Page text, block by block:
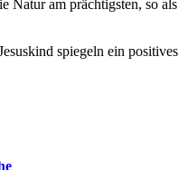
Natur am prächtigsten, so als
spiegeln ein positives